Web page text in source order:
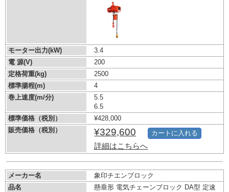
モーター出力(kW)
3.4
電 源(V)
200
定格荷重(kg)
2500
標準揚程(m)
4
巻上速度(m/分)
5.5
6.5
標準価格（税別）
¥428,000
販売価格（税別）
¥329,600
詳細はこちらへ
カートに入れる
メーカー名
象印チエンブロック
品名
懸垂形 電気チェーンブロック DA型 定速